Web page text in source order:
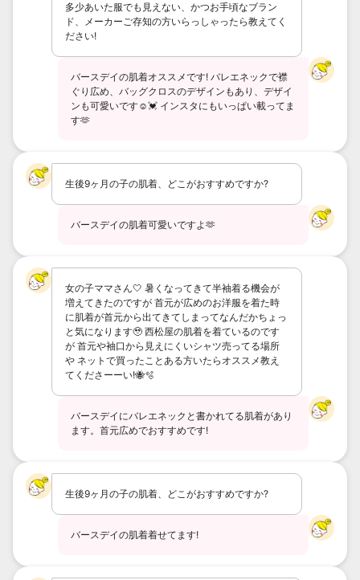
多少あいた服でも見えない、かつお手頃なブラン
ド、メーカーご存知の方いらっしゃったら教えてく
ださい!
バースデイの肌着オススメです! バレエネックで襟
ぐり広め、バッグクロスのデザインもあり、デザイ
ンも可愛いです☺️💓 インスタにもいっぱい載ってま
す🫶
生後9ヶ月の子の肌着、どこがおすすめですか?
バースデイの肌着可愛いですよ🫶
女の子ママさん‎🤍 暑くなってきて半袖着る機会が
増えてきたのですが 首元が広めのお洋服を着た時
に肌着が首元から出てきてしまってなんだかちょっ
と気になります🥹 西松屋の肌着を着ているのです
が 首元や袖口から見えにくいシャツ売ってる場所
や ネットで買ったことある方いたらオススメ教え
てくださーーい!🐝🫧
バースデイにバレエネックと書かれてる肌着があり
ます。首元広めでおすすめです!
生後9ヶ月の子の肌着、どこがおすすめですか?
バースデイの肌着着せてます!